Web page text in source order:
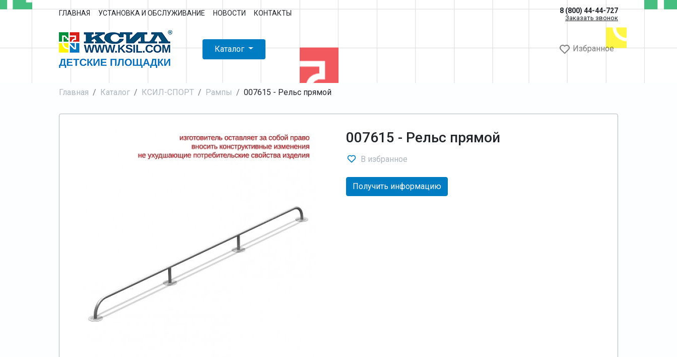
ГЛАВНАЯ УСТАНОВКА И ОБСЛУЖИВАНИЕ НОВОСТИ КОНТАКТЫ 8 (800) 44-44-727
Заказать звонок
Избранное
Каталог
Главная Каталог КСИЛ-СПОРТ Рампы 007615 - Рельс прямой
007615 - Рельс прямой
В избранное
Получить информацию